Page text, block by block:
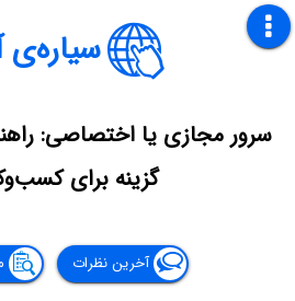
سرور مجازی یا اختصاصی:
گزینه برای
آخرین نظرات